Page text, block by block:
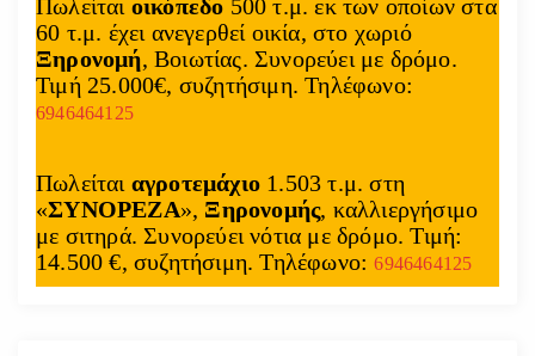
Πωλείται οικόπεδο 500 τ.μ. εκ των οποίων στα
60 τ.μ. έχει ανεγερθεί οικία, στο χωριό
Ξηρονομή, Βοιωτίας. Συνορεύει με δρόμο.
Τιμή 25.000€, συζητήσιμη. Τηλέφωνο:
6946464125
Πωλείται αγροτεμάχιο 1.503 τ.μ. στη
«ΣΥΝΟΡΕΖΑ», Ξηρονομής, καλλιεργήσιμο
με σιτηρά. Συνορεύει νότια με δρόμο. Τιμή:
14.500 €, συζητήσιμη. Τηλέφωνο:6946464125